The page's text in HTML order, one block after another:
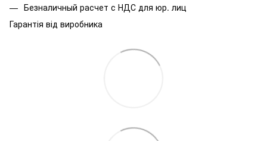
Безналичный расчет с НДС для юр. лиц
Гарантія від виробника